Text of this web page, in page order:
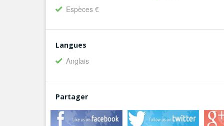
Espèces €
Langues
Anglais
Partager